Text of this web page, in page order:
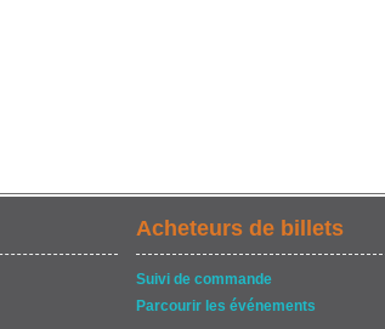
Acheteurs de billets
Suivi de commande
Parcourir les événements